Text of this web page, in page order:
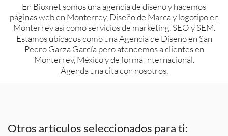
En Bioxnet somos una agencia de diseño y hacemos
páginas web en Monterrey, Diseño de Marca y logotipo en
Monterrey así como servicios de marketing, SEO y SEM.
Estamos ubicados como una Agencia de Diseño en San
Pedro Garza García pero atendemos a clientes en
Monterrey, México y de forma Internacional.
Agenda una cita con nosotros.
Otros artículos seleccionados para ti: